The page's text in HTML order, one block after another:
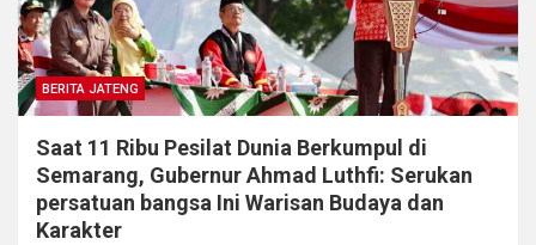
BERITA JATENG
Saat 11 Ribu Pesilat Dunia Berkumpul di
Semarang, Gubernur Ahmad Luthfi: Serukan
persatuan bangsa Ini Warisan Budaya dan
Karakter